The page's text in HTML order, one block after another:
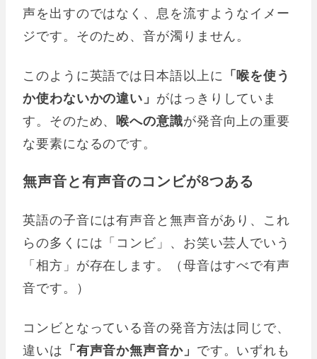
声を出すのではなく、息を流すようなイメー
ジです。そのため、音が濁りません。
このように英語では日本語以上に 「喉を使う
か使わないかの違い」 がはっきりしていま
す。そのため、喉への意識が発音向上の重要
な要素になるのです。
無声音と有声音のコンビが8つある
英語の子音には有声音と無声音があり、これ
らの多くには「コンビ」、お笑い芸人でいう
「相方」が存在します。（母音はすべで有声
音です。）
コンビとなっている音の発音方法は同じで、
違いは 「有声音か無声音か」 です。いずれも